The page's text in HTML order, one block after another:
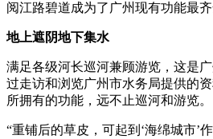
阅江路碧道成为了广州现有功能最齐
地上遮阴地下集水
满足各级河长巡河兼顾游览，这是
过走访和浏览广州市水务局提供的
所拥有的功能，远不止巡河和游览。
“重铺后的草皮，可起到‘海绵城市’